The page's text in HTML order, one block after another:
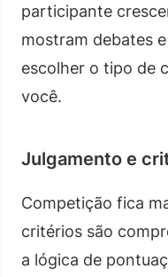
participante
mostram debates
escolher o tipo de
você.
Julgamento e
Competição fica
critérios são
a lógica de